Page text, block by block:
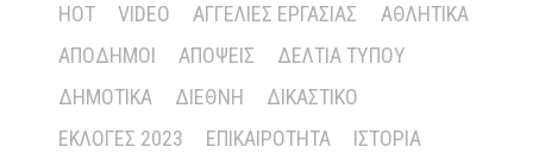
HOT
VIDEO ΑΓΓΕΛΊΕΣ ΕΡΓΑΣΊΑΣ
ΑΘΛΗΤΙΚΆ
ΑΠΌΔΗΜΟΙ
ΑΠΌΨΕΙΣ
ΔΕΛΤΊΑ ΤΎΠΟΥ
ΔΗΜΟΤΙΚΆ
ΔΙΕΘΝΉ
ΔΙΚΑΣΤΙΚΌ
ΕΚΛΟΓΈΣ 2023
ΕΠΙΚΑΙΡΌΤΗΤΑ ΙΣΤΟΡΊΑ